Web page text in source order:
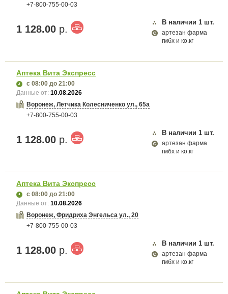
+7-800-755-00-03
1 128.00 р.
В наличии 1 шт.
артезан фарма
гмбх и ко.кг
Аптека Вита Экспресс
с 08:00 до 21:00
Данные от:10.08.2026
Воронеж, Летчика Колесниченко ул., 65а
+7-800-755-00-03
1 128.00 р.
В наличии 1 шт.
артезан фарма
гмбх и ко.кг
Аптека Вита Экспресс
с 08:00 до 21:00
Данные от:10.08.2026
Воронеж, Фридриха Энгельса ул., 20
+7-800-755-00-03
1 128.00 р.
В наличии 1 шт.
артезан фарма
гмбх и ко.кг